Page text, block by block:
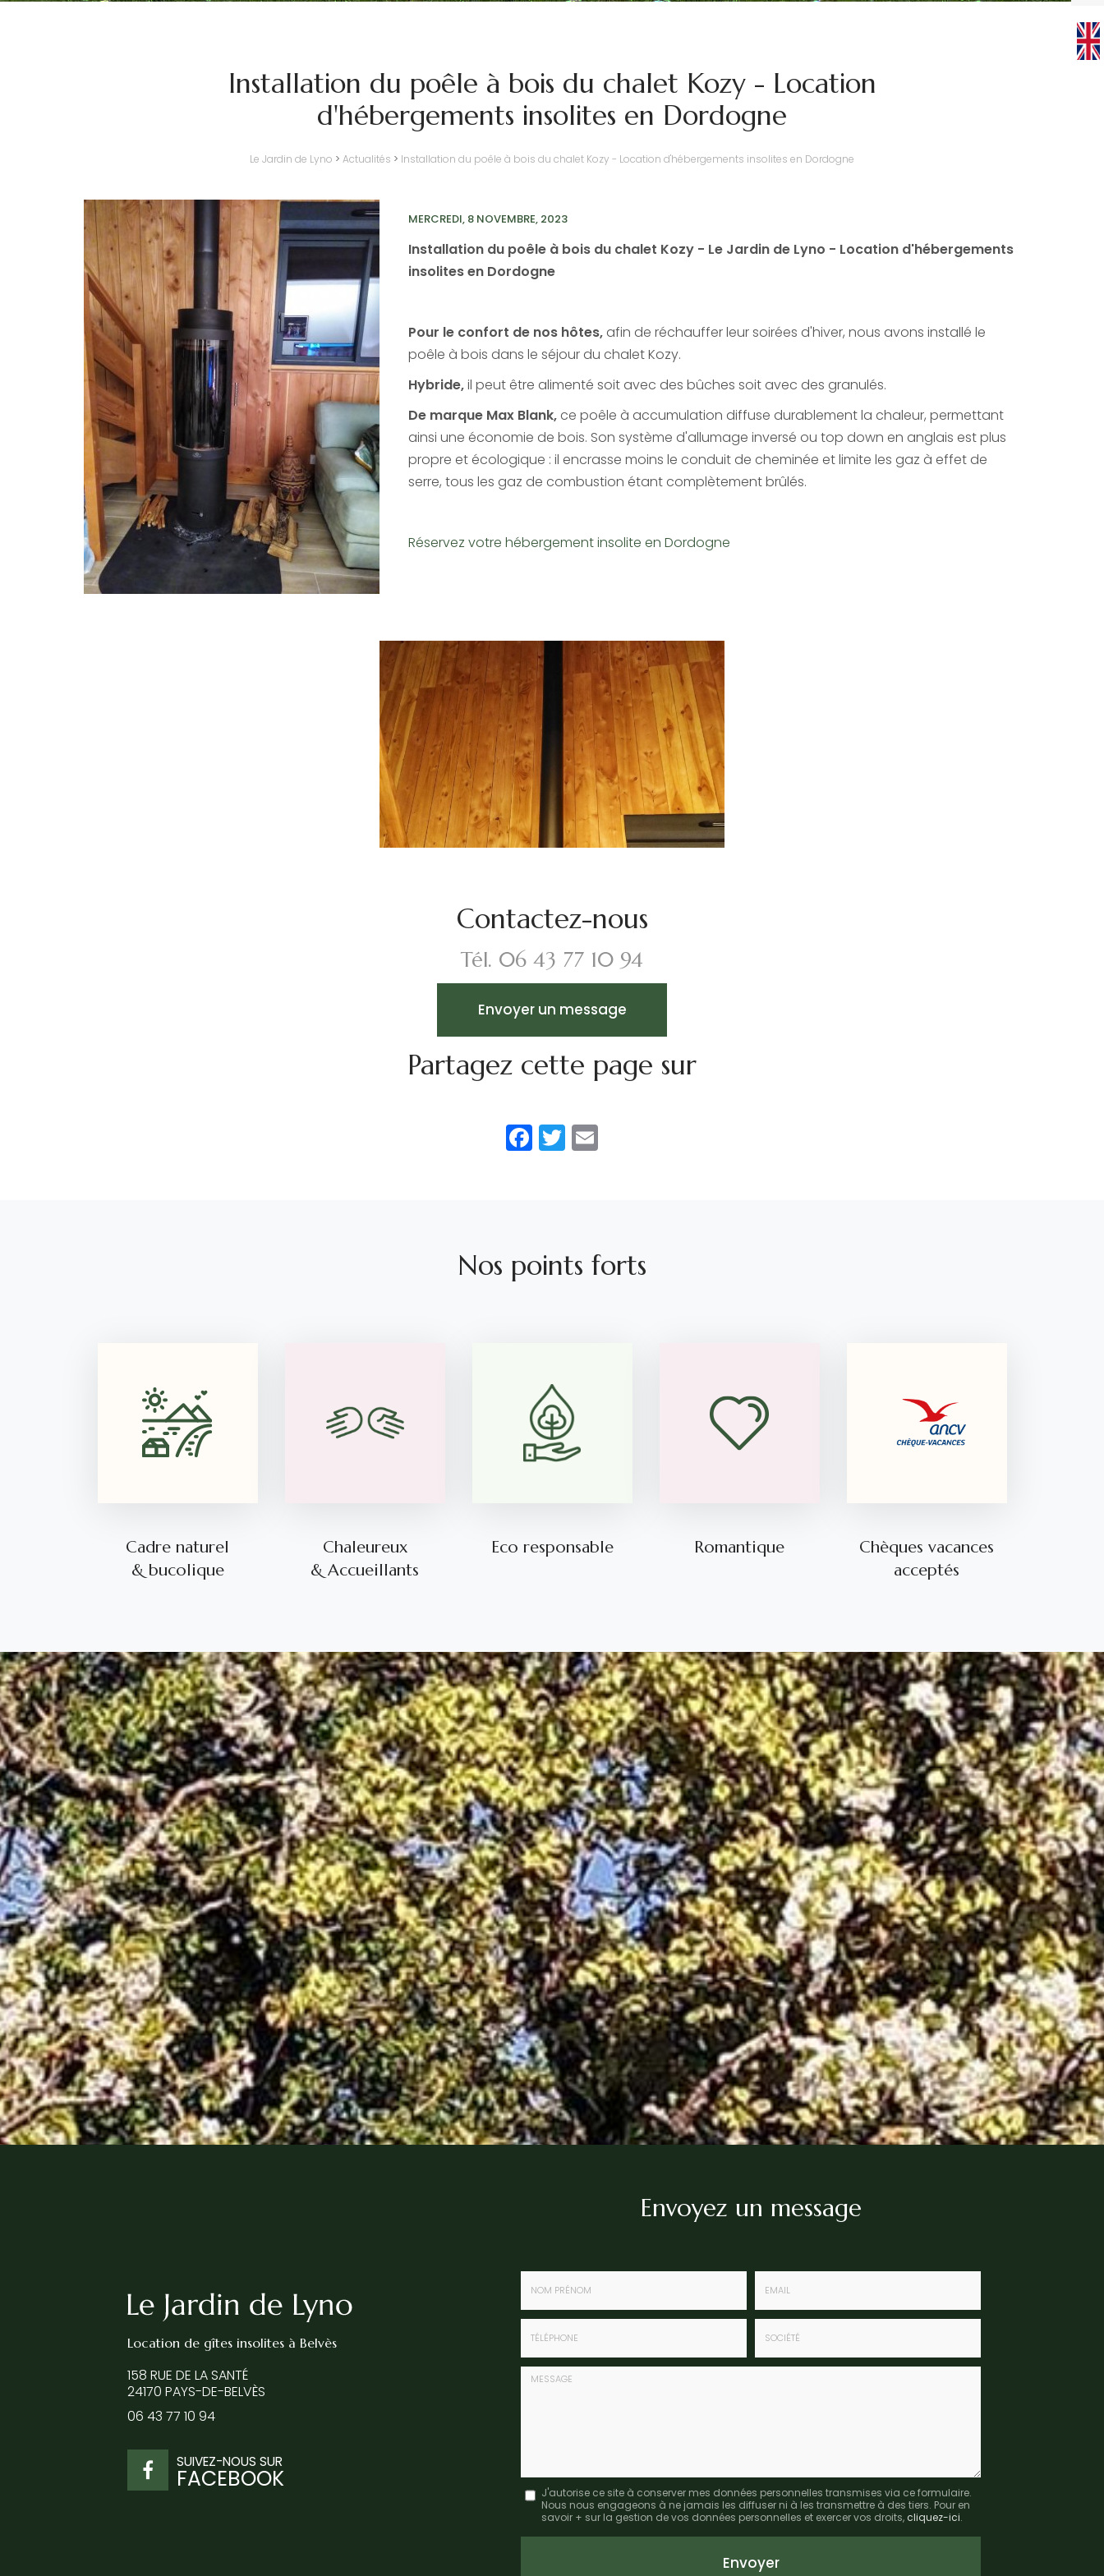
Installation du poêle à bois du chalet Kozy - Location
d'hébergements insolites en Dordogne
Le Jardin de Lyno > Actualités > Installation du poêle à bois du chalet Kozy - Location d'hébergements insolites en Dordogne
MERCREDI, 8 NOVEMBRE, 2023
Installation du poêle à bois du chalet Kozy - Le Jardin de Lyno - Location d'hébergements
insolites en Dordogne
Pour le confort de nos hôtes, afin de réchauffer leur soirées d'hiver, nous avons installé le
poêle à bois dans le séjour du chalet Kozy.
Hybride,il peut être alimenté soit avec des bûches soit avec des granulés.
De marque Max Blank, ce poêle à accumulation diffuse durablement la chaleur, permettant
ainsi une économie de bois. Son système d'allumage inversé ou top down en anglais est plus
propre et écologique : il encrasse moins le conduit de cheminée et limite les gaz à effet de
serre, tous les gaz de combustion étant complètement brûlés.
Réservez votre hébergement insolite en Dordogne
Contactez-nous
Tél. 06 43 77 10 94
Envoyer un message
Partagez cette page sur
Facebook
Twitter
Nos points forts
Cadre naturel
& bucolique
Chaleureux
& Accueillants
Eco responsable Romantique
Chèques vacances
acceptés
Location de gîtes insolites à Belvès
158 RUE DE LA SANTÉ
24170 PAYS-DE-BELVÈS
06 43 77 10 94
SUIVEZ-NOUS SUR
FACEBOOK
Envoyez un message
Nom
Prénom
Email
*
Tél.
Société
Message
J'autorise ce site à conserver mes données personnelles transmises via ce formulaire.
Nous nous engageons à ne jamais les diffuser ni à les transmettre à des tiers. Pour en
savoir + sur la gestion de vos données personnelles et exercer vos droits, cliquez-ici.
Acceptation
Envoyer